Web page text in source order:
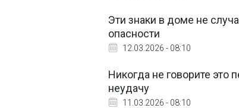
Эти знаки в доме не
опасности
12.03.2026 - 08:10
Никогда не говорите это
неудачу
11.03.2026 - 08:10